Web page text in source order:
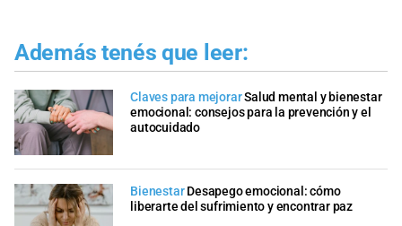
Además tenés que leer:
Claves para mejorarSalud mental y bienestar
emocional: consejos para la prevención y el
autocuidado
Bienestar Desapego emocional: cómo
liberarte del sufrimiento y encontrar paz